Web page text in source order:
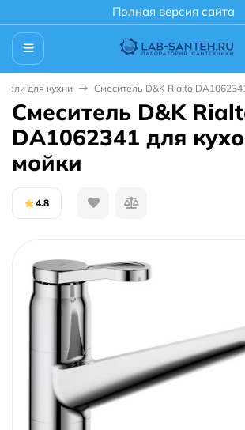
Полная версия сайта
для кухни Смеситель D&K Rialto
Смеситель D&K
DA1062341 для
мойки
4.8